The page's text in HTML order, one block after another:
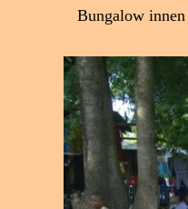
Bungalow